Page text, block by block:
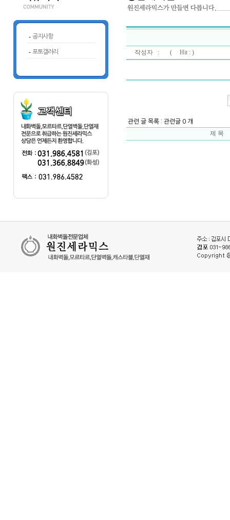
- 공지사항
- 포토갤러리 작성자 : ( Hit : )
관련 글 목록 : 관련글 0 개
제 목